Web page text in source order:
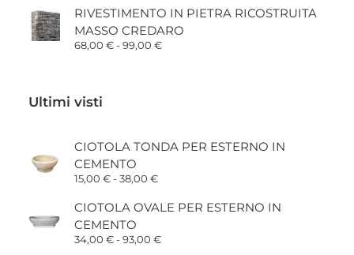
prezzo:
da
RIVESTIMENTO IN PIETRA RICOSTRUITA
MASSO CREDARO
68,00 €-99,00 €Fascia
Ultimi visti
CIOTOLA TONDA PER ESTERNO IN
CEMENTO
15,00 €-38,00 €Fascia
prezzo:
da
a
CIOTOLA OVALE PER ESTERNO IN
CEMENTO
34,00 €-93,00 €Fascia